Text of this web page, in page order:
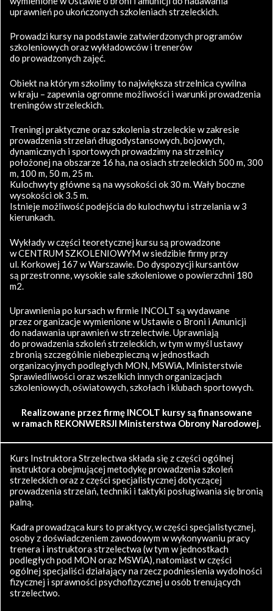
uprawnień po ukończonych szkoleniach strzeleckich.
Prowadzi kursy na podstawie zatwierdzonych programów
szkoleniowych oraz wykładowców i trenerów
do prowadzonych zajęć.
Obiekt na którym szkolimy to największa strzelnica cywilna
w kraju – zapewnia ogromne możliwości i warunki prowadzenia
treningów strzeleckich.
Treningi praktyczne oraz szkolenia strzeleckie w zakresie
prowadzenia strzelań długodystansowych, bojowych,
dynamicznych i sportowych prowadzimy na strzelnicy
położonej na obszarze 16 ha, na osiach strzeleckich 500 m, 300
m, 100 m, 50 m, 25 m.
Kulochwyty główne są na wysokości ok 30 m. Wały boczne
wysokości ok 3.5 m.
Istnieje możliwość podejścia do kulochwytu i strzelania w 3
kierunkach.
Wykłady w części teoretycznej kursu są prowadzone
w CENTRUM SZKOLENIOWYM w siedzibie firmy przy
ul. Korkowej 167 w Warszawie. Do dyspozycji kursantów
są przestronne, wysokie sale szkoleniowe o powierzchni 180
m2.
Uprawnienia po kursach w firmie INCOLT są wydawane
przez organizacje wymienione w Ustawie o Broni i Amunicji
do nadawania uprawnień w strzelectwie. Uprawniają
do prowadzenia szkoleń strzeleckich, w tym w myśl ustawy
z bronią szczególnie niebezpieczną w jednostkach
organizacyjnych podległych MON, MSWiA, Ministerstwie
Sprawiedliwości oraz wszelkich innych organizacjach
szkoleniowych, oświatowych, szkołach i klubach sportowych.
Realizowane przez firmę INCOLT kursy są finansowane
w ramach REKONWERSJI Ministerstwa Obrony Narodowej.
Kurs Instruktora Strzelectwa składa się z części ogólnej
instruktora obejmującej metodykę prowadzenia szkoleń
strzeleckich oraz z części specjalistycznej dotyczącej
prowadzenia strzelań, techniki i taktyki posługiwania się bronią
palną.
Kadra prowadząca kurs to praktycy, w części specjalistycznej,
osoby z doświadczeniem zawodowym w wykonywaniu pracy
trenera i instruktora strzelectwa (w tym w jednostkach
podległych pod MON oraz MSWiA), natomiast w części
ogólnej specjaliści działający na rzecz podniesienia wydolności
fizycznej i sprawności psychofizycznej u osób trenujących
strzelectwo.